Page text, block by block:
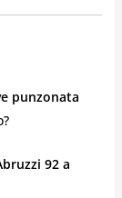
punzonata
92 a